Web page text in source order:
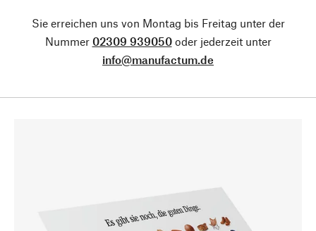
Sie erreichen uns von Montag bis Freitag unter der
Nummer 02309 939050oder jederzeit unter
info@manufactum.de